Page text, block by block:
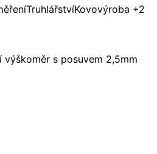
TruhlářstvíKovovýroba +2
výškoměr s posuvem 2,5mm